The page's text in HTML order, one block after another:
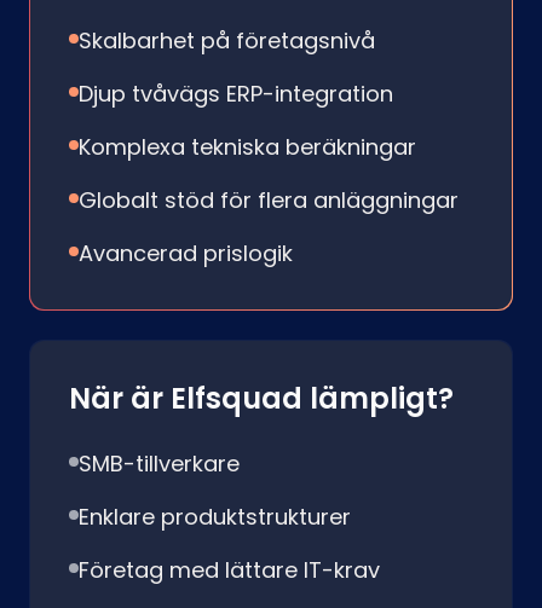
Skalbarhet på företagsnivå
Djup tvåvägs ERP-integration
Komplexa tekniska beräkningar
Globalt stöd för flera anläggningar
Avancerad prislogik
När är Elfsquad lämpligt?
SMB-tillverkare
Enklare produktstrukturer
Företag med lättare IT-krav